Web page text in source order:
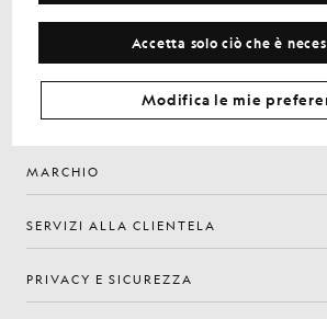
Preferenze sui cookie
Facebook
Instagram
YouTube
TikTok
MARCHIO
SERVIZI ALLA CLIENTELA
PRIVACY E SICUREZZA
Accetta solo ciò che è
Modifica le mie